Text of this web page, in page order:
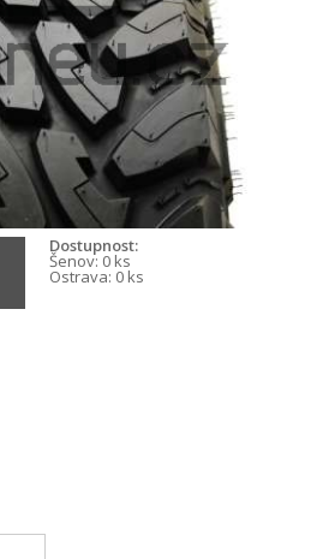
Dostupnost:
Šenov: 0 ks
Ostrava: 0 ks